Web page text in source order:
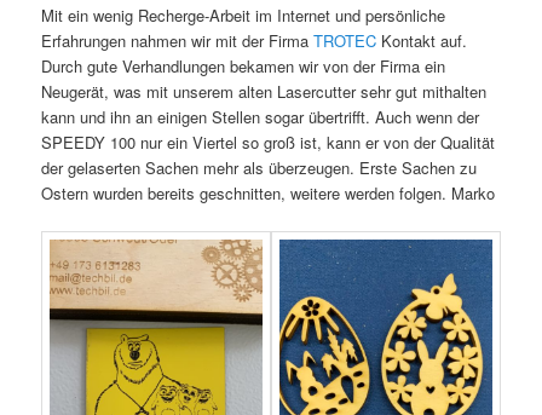
Mit ein wenig Recherge-Arbeit im Internet und persönliche
Erfahrungen nahmen wir mit der FirmaTROTEC Kontakt auf.
Durch gute Verhandlungen bekamen wir von der Firma ein
Neugerät, was mit unserem alten Lasercutter sehr gut mithalten
kann und ihn an einigen Stellen sogar übertrifft. Auch wenn der
SPEEDY 100 nur ein Viertel so groß ist, kann er von der Qualität
der gelaserten Sachen mehr als überzeugen. Erste Sachen zu
Ostern wurden bereits geschnitten, weitere werden folgen. Marko